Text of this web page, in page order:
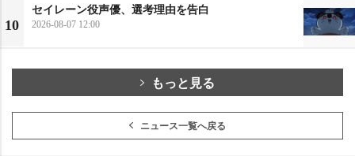
10
セイレーン役声優、選考理由を告白
2026-08-07 12:00
もっと見る
ニュース一覧へ戻る